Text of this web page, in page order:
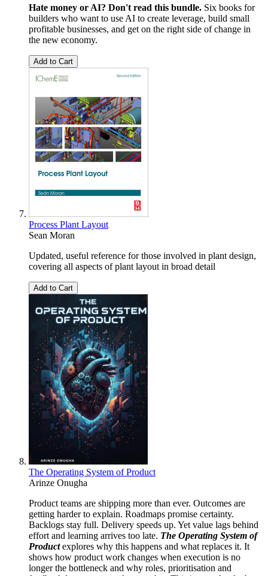
Hate money or AI? Don't read this bundle. Six books for
builders who want to use AI to create leverage, build small
profitable businesses, and get on the right side of change in
the new economy.
Add to Cart
Process Plant Layout
Sean Moran
Updated, useful reference for those involved in plant design,
covering all aspects of plant layout in broad detail
Add to Cart
The Operating System of Product
Arinze Onugha
Product teams are shipping more than ever. Outcomes are
getting harder to explain. Roadmaps promise certainty.
Backlogs stay full. Delivery speeds up. Yet value lags behind
effort and learning arrives too late. The Operating System of
Productexplores why this happens and what replaces it. It
shows how product work changes when execution is no
longer the bottleneck and why roles, prioritisation and